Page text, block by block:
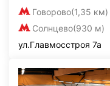
Говорово(1,35 км)
Солнцево(930 м)
ул.Главмосстроя 7а